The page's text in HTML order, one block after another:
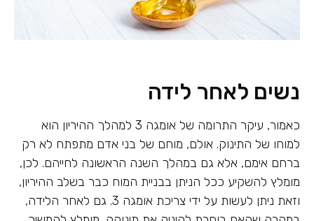
נשים לאחר לידה
כאמור, עיקר התרומה של אומגה 3 למהלך ההיריון הוא
למוחו של התינוק. אולם, מוחם של בני אדם מתפתח לא רק
ברחם אימם, אלא גם במהלך השנה הראשונה לחייהם. לכן,
מומלץ להשקיע ככל הניתן בבניית המוח כבר בשלב ההיריון,
וזאת ניתן לעשות על ידי צריכת אומגה 3. גם לאחר הלידה,